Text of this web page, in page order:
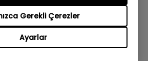
Ayarlar
Gerekli Çerezler